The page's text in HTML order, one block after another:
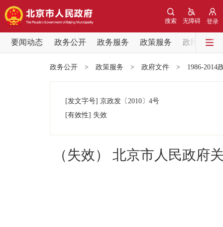
登录
无障碍
搜索
要闻动态 政务公开 政务服务 政策服务
政民互动
党中央精神
政务公开
政务公开 > 政策服务 > 政府文件 > 1986-2014
[发文字号] 京政发 〔2010〕 4号
[有效性] 失效
（失效） 北京市人民政府